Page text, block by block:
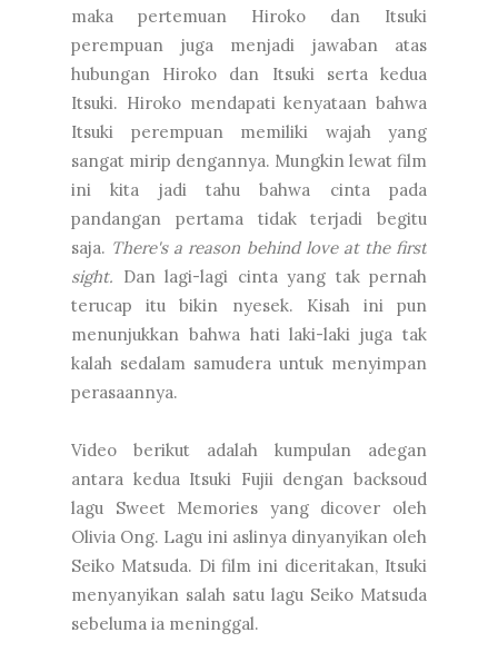
maka pertemuan Hiroko dan Itsuki
perempuan juga menjadi jawaban atas
hubungan Hiroko dan Itsuki serta kedua
Itsuki. Hiroko mendapati kenyataan bahwa
Itsuki perempuan memiliki wajah yang
sangat mirip dengannya. Mungkin lewat film
ini kita jadi tahu bahwa cinta pada
pandangan pertama tidak terjadi begitu
saja. There's a reason behind love at the first
sight. Dan lagi-lagi cinta yang tak pernah
terucap itu bikin nyesek. Kisah ini pun
menunjukkan bahwa hati laki-laki juga tak
kalah sedalam samudera untuk menyimpan
perasaannya.
Video berikut adalah kumpulan adegan
antara kedua Itsuki Fujii dengan backsoud
lagu Sweet Memories yang dicover oleh
Olivia Ong. Lagu ini aslinya dinyanyikan oleh
Seiko Matsuda. Di film ini diceritakan, Itsuki
menyanyikan salah satu lagu Seiko Matsuda
sebeluma ia meninggal.